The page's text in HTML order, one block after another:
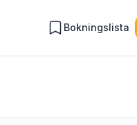
Bokningslista